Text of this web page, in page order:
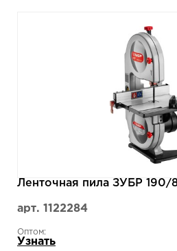
Ленточная пила ЗУБР
арт. 1122284
Оптом:
Узнать